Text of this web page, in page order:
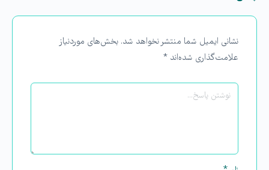
نشانی ایمیل شما منتشر نخواهد شد. بخش‌های موردنیاز
علامت‌گذاری شده‌اند *